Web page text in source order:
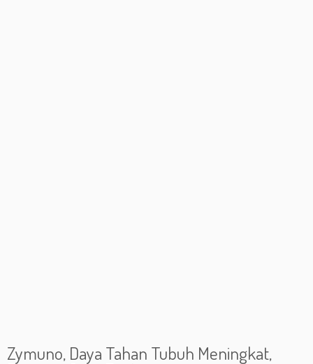
Zymuno, Daya Tahan Tubuh Meningkat,